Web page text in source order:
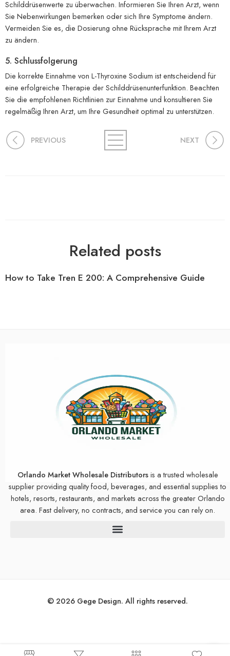
Schilddrüsenwerte zu überwachen. Informieren Sie Ihren Arzt, wenn
Sie Nebenwirkungen bemerken oder sich Ihre Symptome ändern.
Vermeiden Sie es, die Dosierung ohne Rücksprache mit Ihrem Arzt
zu ändern.
5. Schlussfolgerung
Die korrekte Einnahme von L-Thyroxine Sodium ist entscheidend für
eine erfolgreiche Therapie der Schilddrüsenunterfunktion. Beachten
Sie die empfohlenen Richtlinien zur Einnahme und konsultieren Sie
regelmäßig Ihren Arzt, um Ihre Gesundheit optimal zu unterstützen.
PREVIOUS NEXT
Related posts
How to Take Tren E 200: A Comprehensive Guide
Orlando Market Wholesale Distributorsis a trusted wholesale
supplier providing quality food, beverages, and essential supplies to
hotels, resorts, restaurants, and markets across the greater Orlando
area. Fast delivery, no contracts, and service you can rely on.
© 2026 Gege Design. All rights reserved.